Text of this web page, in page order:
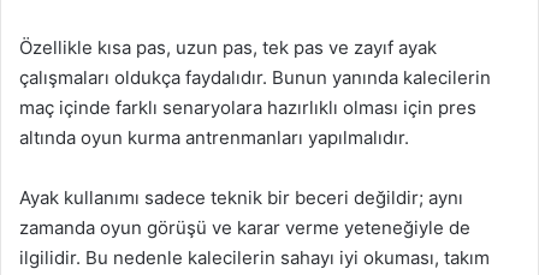
Özellikle kısa pas, uzun pas, tek pas ve zayıf ayak
çalışmaları oldukça faydalıdır. Bunun yanında kalecilerin
maç içinde farklı senaryolara hazırlıklı olması için pres
altında oyun kurma antrenmanları yapılmalıdır.
Ayak kullanımı sadece teknik bir beceri değildir; aynı
zamanda oyun görüşü ve karar verme yeteneğiyle de
ilgilidir. Bu nedenle kalecilerin sahayı iyi okuması, takım